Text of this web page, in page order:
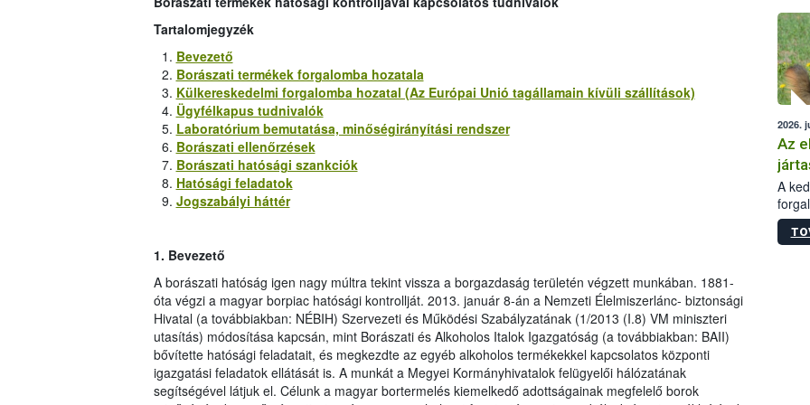
Tartalomjegyzék
Bevezető
Borászati termékek forgalomba hozatala
Külkereskedelmi forgalomba hozatal (Az Európai Unió tagállamain kívüli szállítások)
Ügyfélkapus tudnivalók
Laboratórium bemutatása, minőségirányítási rendszer
Borászati ellenőrzések
Borászati hatósági szankciók
Hatósági feladatok
Jogszabályi háttér
1. Bevezető
A borászati hatóság igen nagy múltra tekint vissza a borgazdaság területén végzett munkában. 1881-
óta végzi a magyar borpiac hatósági kontrollját. 2013. január 8-án a Nemzeti Élelmiszerlánc- biztonsági
Hivatal (a továbbiakban: NÉBIH) Szervezeti és Működési Szabályzatának (1/2013 (I.8) VM miniszteri
utasítás) módosítása kapcsán, mint Borászati és Alkoholos Italok Igazgatóság (a továbbiakban: BAII)
bővítette hatósági feladatait, és megkezdte az egyéb alkoholos termékekkel kapcsolatos központi
igazgatási feladatok ellátását is. A munkát a Megyei Kormányhivatalok felügyelői hálózatának
segítségével látjuk el. Célunk a magyar bortermelés kiemelkedő adottságainak megfelelő borok
2026.
Az
A